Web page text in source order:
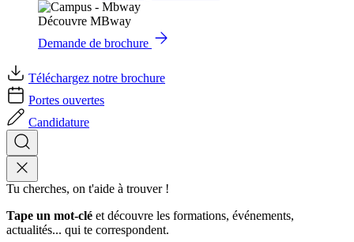
Découvre MBway
Demande de brochure
Téléchargez notre brochure
Portes ouvertes
Candidature
Tu cherches, on t'aide à trouver !
Tape un mot-clé et découvre les formations, événements,
actualités... qui te correspondent.